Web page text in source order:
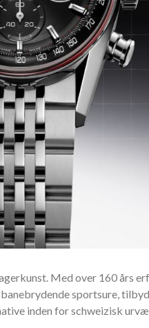
Med over 160 års
sportsure,
inden for schweizisk